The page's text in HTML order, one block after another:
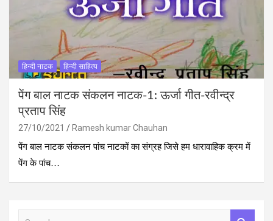
हिन्‍दी नाटक हिन्दी साहित्य
पेंग बाल नाटक संकलन नाटक-1: ऊर्जा गीत-रवीन्द्र
प्रताप सिंह
27/10/2021
Ramesh kumar Chauhan
पेंग बाल नाटक संकलन पांच नाटकों का संग्रह जिसे हम धारावाहिक क्रम में
पेंग के पांच…